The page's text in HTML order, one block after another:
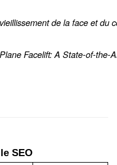
de la face et du
Facelift: A State-of-the-
SEO